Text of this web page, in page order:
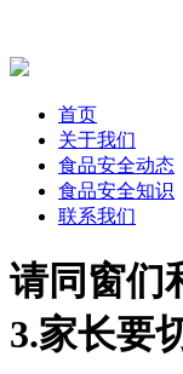
首页
关于我们
食品安全动态
食品安全知识
联系我们
请同窗们
3.家长要